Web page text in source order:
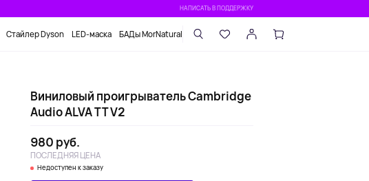
НАПИСАТЬ В ПОДДЕРЖКУ
Стайлер Dyson LED-маска БАДы MorNatural
Виниловый проигрыватель Cambridge
Audio ALVA TT V2
980 руб.
ПОСЛЕДНЯЯ ЦЕНА
Недоступен к заказу